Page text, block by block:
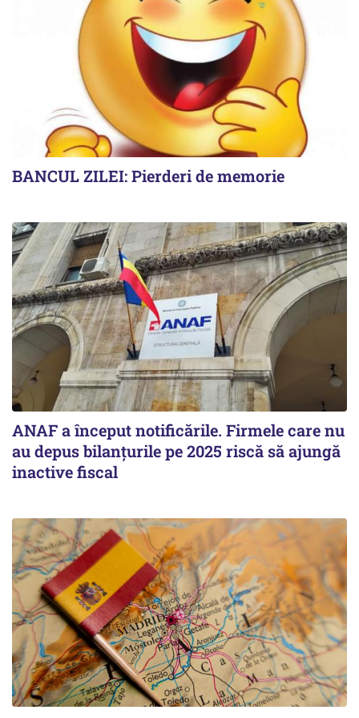
BANCUL ZILEI: Pierderi de memorie
ANAF a început notificările. Firmele care nu
au depus bilanțurile pe 2025 riscă să ajungă
inactive fiscal